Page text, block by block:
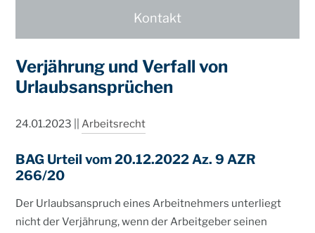
Kontakt
Verjährung und Verfall von
Urlaubsansprüchen
24.01.2023 ||Arbeitsrecht
BAG Urteil vom 20.12.2022 Az. 9 AZR
266/20
Der Urlaubsanspruch eines Arbeitnehmers unterliegt
nicht der Verjährung, wenn der Arbeitgeber seinen